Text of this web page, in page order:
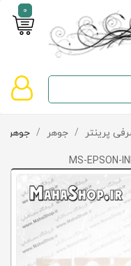
0
صفحه
دسته‌بندی
تخفیف‌ها
و
پیشنهادها
تماس
پرینتر / جوهر / جوهر Epson
MS-EPSON-